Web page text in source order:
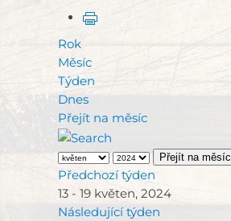
Rok
Měsíc
Týden
Dnes
Přejít na měsíc
Přejít na měsíc
Předchozí týden
13 - 19 květen, 2024
Následující týden